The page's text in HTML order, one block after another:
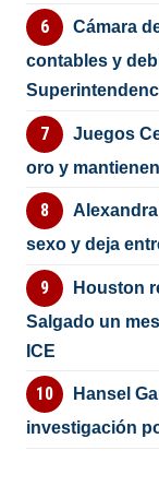
Cámara
contables y
Juegos
oro y
sexo y deja
Houston
Salgado un
ICE
Hansel
investigación